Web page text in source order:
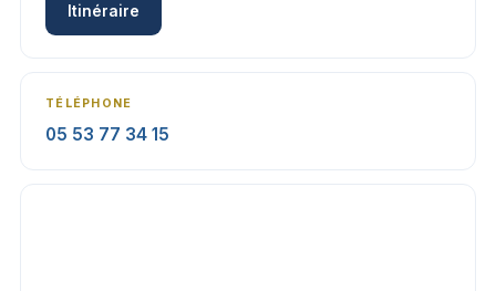
Itinéraire
TÉLÉPHONE
05 53 77 34 15